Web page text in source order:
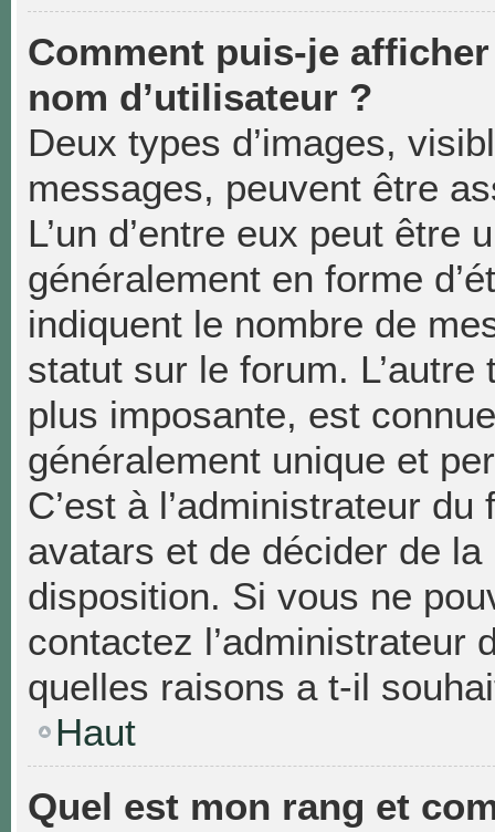
Comment puis-je
nom d’utilisateur ?
Deux types d’images,
messages, peuvent être
L’un d’entre eux peut
généralement en forme
indiquent le nombre de
statut sur le forum.
plus imposante, est
généralement unique et
C’est à l’administrateur
avatars et de décider de
disposition. Si vous ne
contactez l’administrateur
quelles raisons a t-il
Haut
Quel est mon rang et